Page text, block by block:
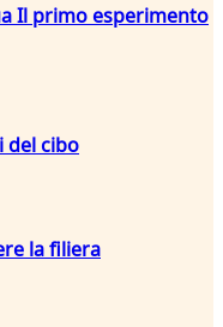
Il primo esperimento
del cibo
la filiera